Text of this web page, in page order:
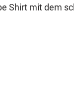
Shirt mit dem